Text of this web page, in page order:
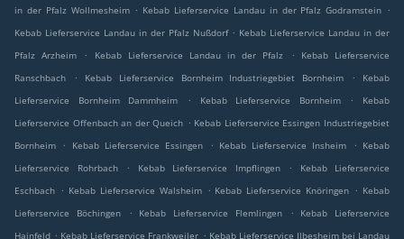
in der Pfalz Wollmesheim . Kebab Lieferservice Landau in der Pfalz Godramstein .
Kebab Lieferservice Landau in der Pfalz Nußdorf . Kebab Lieferservice Landau in der
Pfalz Arzheim
. Kebab Lieferservice Landau in der Pfalz .
Kebab Lieferservice
Ranschbach
. Kebab Lieferservice Bornheim Industriegebiet Bornheim .
Kebab
Lieferservice Bornheim Dammheim
. Kebab Lieferservice Bornheim .
Kebab
Lieferservice Offenbach an der Queich . Kebab Lieferservice Essingen Industriegebiet
Bornheim
. Kebab Lieferservice Essingen . Kebab Lieferservice Insheim . Kebab
Lieferservice Rohrbach
. Kebab Lieferservice Impflingen .
Kebab Lieferservice
Eschbach . Kebab Lieferservice Walsheim . Kebab Lieferservice Knöringen . Kebab
Lieferservice Böchingen
. Kebab Lieferservice Flemlingen .
Kebab Lieferservice
Hainfeld . Kebab Lieferservice Frankweiler . Kebab Lieferservice Ilbesheim bei Landau